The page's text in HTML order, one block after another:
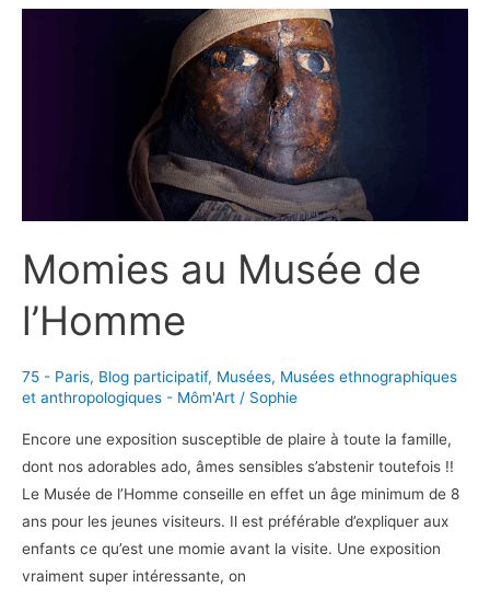
Momies au Musée de
l’Homme
75 - Paris, Blog participatif, Musées, Musées ethnographiques
et anthropologiques - Môm'Art / Sophie
Encore une exposition susceptible de plaire à toute la famille,
dont nos adorables ado, âmes sensibles s’abstenir toutefois !!
Le Musée de l’Homme conseille en effet un âge minimum de 8
ans pour les jeunes visiteurs. Il est préférable d’expliquer aux
enfants ce qu’est une momie avant la visite. Une exposition
vraiment super intéressante, on